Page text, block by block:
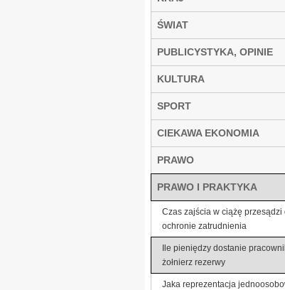
ŚWIAT
PUBLICYSTYKA, OPINIE
KULTURA
SPORT
CIEKAWA EKONOMIA
PRAWO
PRAWO I PRAKTYKA
Czas zajścia w ciążę przesądzi
ochronie zatrudnienia
Ile pieniędzy dostanie
żołnierz rezerwy
Jaka reprezentacja